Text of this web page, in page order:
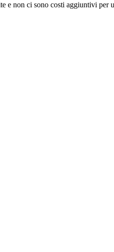
e non ci sono costi aggiuntivi